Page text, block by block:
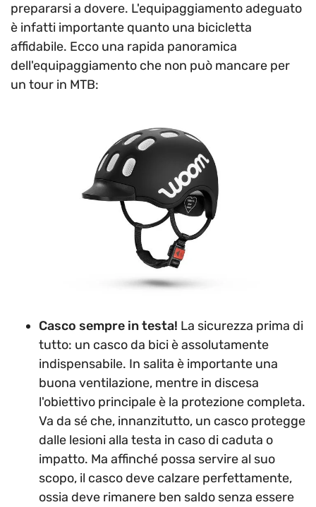
prepararsi a dovere. L'equipaggiamento adeguato
è infatti importante quanto una bicicletta
affidabile. Ecco una rapida panoramica
dell'equipaggiamento che non può mancare per
un tour in MTB:
Casco sempre in testa! La sicurezza prima di
tutto: un casco da bici è assolutamente
indispensabile. In salita è importante una
buona ventilazione, mentre in discesa
l'obiettivo principale è la protezione completa.
Va da sé che, innanzitutto, un casco protegge
dalle lesioni alla testa in caso di caduta o
impatto. Ma affinché possa servire al suo
scopo, il casco deve calzare perfettamente,
ossia deve rimanere ben saldo senza essere